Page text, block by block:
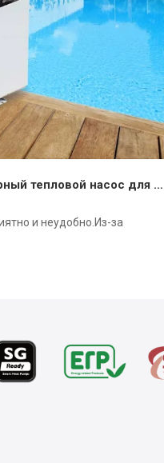
Почему стоит выбрать инверторный тепловой насос для обогрева бассейна?
и неудобно.Из-за